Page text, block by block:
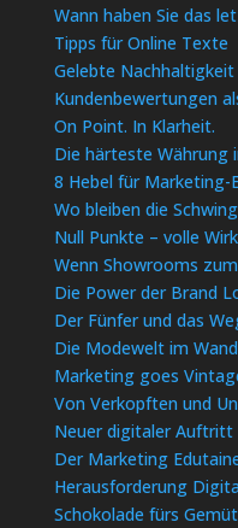
Wann haben Sie das
Tipps für Online Texte
Gelebte Nachhaltigkeit
Kundenbewertungen
On Point. In Klarheit.
Die härteste Währung
8 Hebel für Marketing-
Wo bleiben die
Null Punkte – volle
Wenn Showrooms
Die Power der Brand
Der Fünfer und das
Die Modewelt im
Marketing goes
Von Verkopften und
Neuer digitaler Auftritt
Der Marketing
Herausforderung
Schokolade fürs Gemüt